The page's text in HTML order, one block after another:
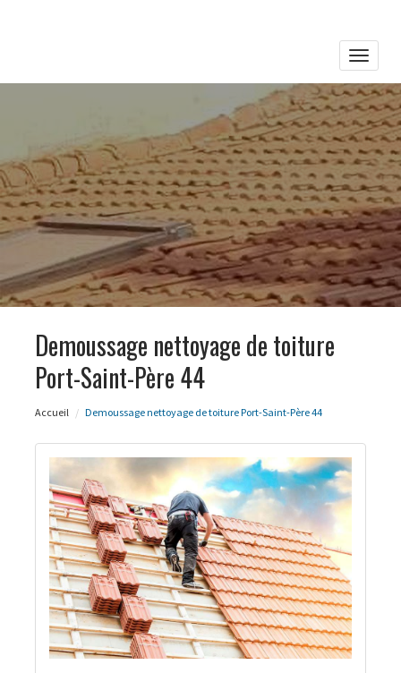
Toggle
Demoussage nettoyage de toiture
Port-Saint-Père 44
Accueil Demoussage nettoyage de toiture Port-Saint-Père 44